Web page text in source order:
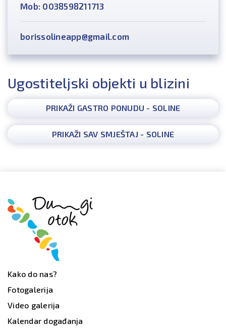
Mob: 0038598211713
borissolineapp@gmail.com
Ugostiteljski objekti u blizini
PRIKAŽI GASTRO PONUDU - SOLINE
PRIKAŽI SAV SMJEŠTAJ - SOLINE
Kako do nas?
Fotogalerija
Video galerija
Kalendar događanja